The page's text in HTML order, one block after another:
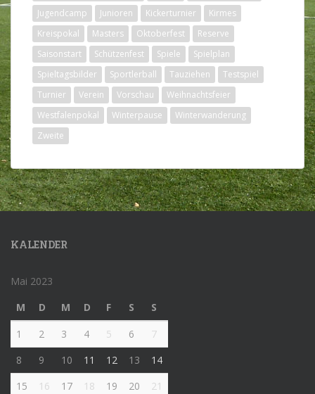
Jugendcamp
Junioren Kickerturnier
Kirmes
Kreispokal
Masters Oktoberfest
Reserve
Saisonstart
Schützenfest Spiele
Spielplan
Spieltagsbilder
Sportlerball Tauziehen
Testspiel
Turnier
Verein Vorschau
Weihnachtsfeier
Westfalenpokal
Winterpause
Winterwanderung
Zweite
KALENDER
Mai 2023
M
D M D F S
S
1
2 3 4 5 6
7
8
9 10 11 12 13
14
15
16 17 18 19 20
21